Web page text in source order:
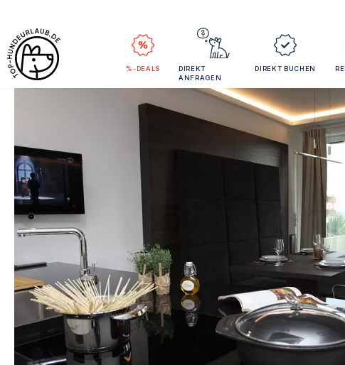
%-DEALS
DIREKT
ANFRAGEN
DIREKT BUCHEN